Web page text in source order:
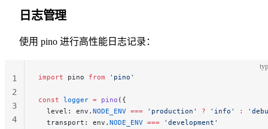
日志管理
使用 pino 进行高性能日志记录：
import pino from 'pino'
const logger = pino ({
  level: env.
NODE_ENV === 'production' ? 'info' :
  transport: env.
NODE_ENV === 'development'
1
2
3
4